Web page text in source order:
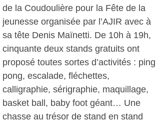
de la Coudoulière pour la Fête de la
jeunesse organisée par l’AJIR avec à
sa tête Denis Maïnetti. De 10h à 19h,
cinquante deux stands gratuits ont
proposé toutes sortes d’activités : ping
pong, escalade, fléchettes,
calligraphie, sérigraphie, maquillage,
basket ball, baby foot géant… Une
chasse au trésor de stand en stand